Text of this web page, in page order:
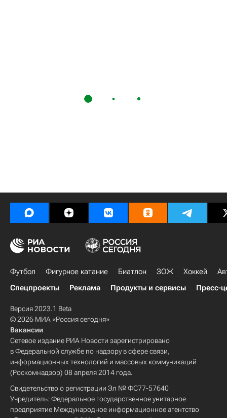
Футбол Фигурное катание Биатлон ЗОЖ Хоккей
Спецпроекты
Реклама Продукты и сервисы Пресс-
Версия 2023.1 Beta
© 2026 МИА «Россия сегодня»
Вакансии
Сетевое издание РИА Новости зарегистрировано
в Федеральной службе по надзору в сфере связи,
информационных технологий и массовых коммуникаций
(Роскомнадзор) 08 апреля 2014 года.
Свидетельство о регистрации Эл № ФС77-57640
Учредитель: Федеральное государственное унитарное
предприятие Международное информационное агентство